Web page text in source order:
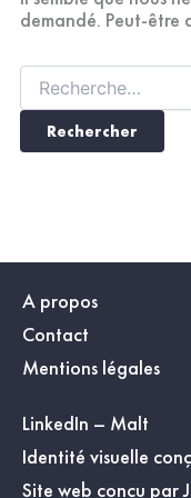
demandé. Peut-être
A propos
Contact
Mentions légales
LinkedIn – Malt
Identité visuelle
Site web conçu par